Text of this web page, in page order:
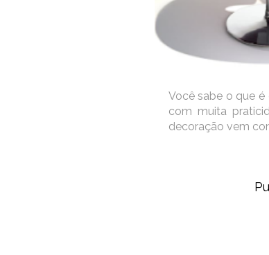
Você sabe o que
com muita
decoração vem